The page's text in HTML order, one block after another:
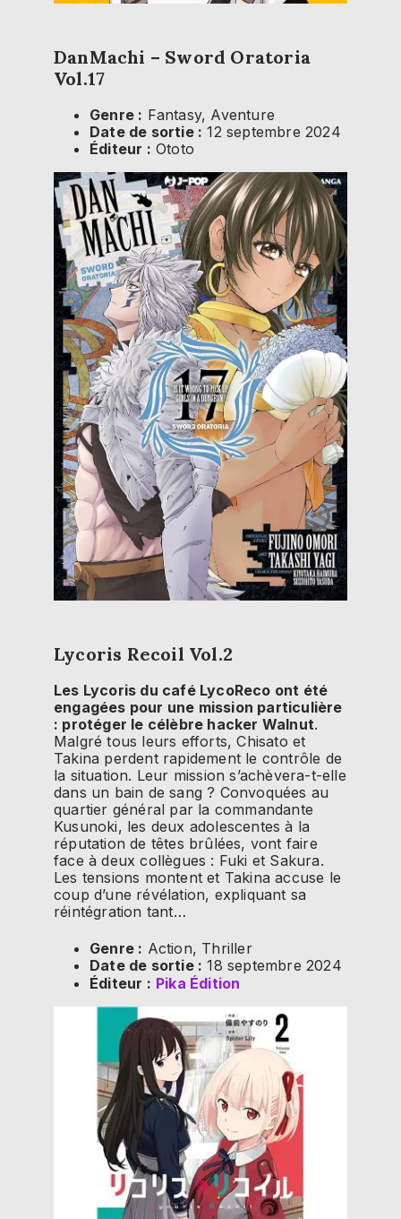
DanMachi – Sword Oratoria
Vol.17
Genre : Fantasy, Aventure
Date de sortie : 12 septembre 2024
Éditeur : Ototo
Lycoris Recoil Vol.2
Les Lycoris du café LycoReco ont été
engagées pour une mission particulière
: protéger le célèbre hacker Walnut.
Malgré tous leurs efforts, Chisato et
Takina perdent rapidement le contrôle de
la situation. Leur mission s’achèvera-t-elle
dans un bain de sang ? Convoquées au
quartier général par la commandante
Kusunoki, les deux adolescentes à la
réputation de têtes brûlées, vont faire
face à deux collègues : Fuki et Sakura.
Les tensions montent et Takina accuse le
coup d’une révélation, expliquant sa
réintégration tant…
Genre : Action, Thriller
Date de sortie : 18 septembre 2024
Éditeur : Pika Édition